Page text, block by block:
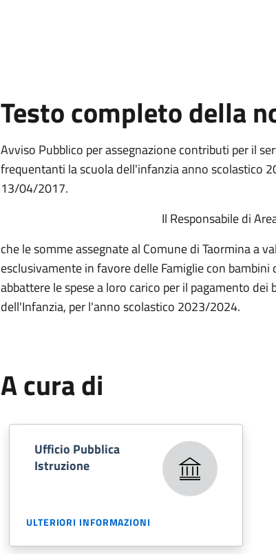
Testo completo della
Avviso Pubblico per assegnazione contributi per il
frequentanti la scuola dell'infanzia anno scolastico
13/04/2017.
Il Responsabile di
che le somme assegnate al Comune di Taormina a
esclusivamente in favore delle Famiglie con
abbattere le spese a loro carico per il pagamento
dell'Infanzia, per l'anno scolastico 2023/2024.
A cura di
Ufficio Pubblica
Istruzione
ULTERIORI INFORMAZIONI